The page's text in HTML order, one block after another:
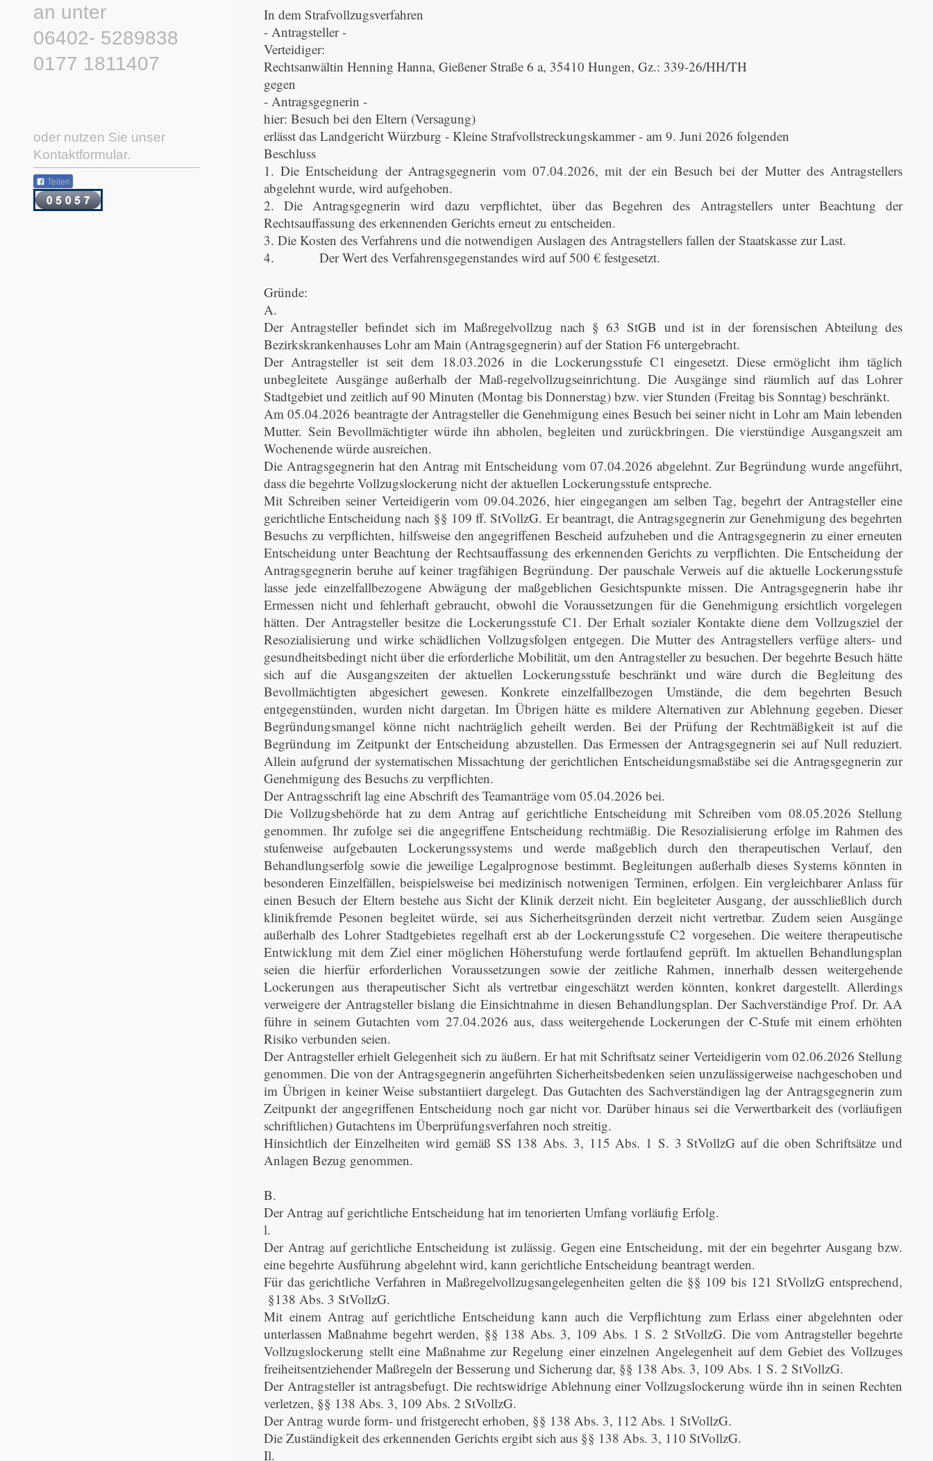
In dem Strafvollzugsverfahren
- Antragsteller -
Verteidiger:
Rechtsanwältin Henning Hanna, Gießener Straße 6 a, 35410 Hungen, Gz.: 339-26/HH/TH
gegen
- Antragsgegnerin -
hier: Besuch bei den Eltern (Versagung)
erlässt das Landgericht Würzburg - Kleine Strafvollstreckungskammer - am 9. Juni 2026 folgenden
Beschluss
1. Die Entscheidung der Antragsgegnerin vom 07.04.2026, mit der ein Besuch bei der Mutter des Antragstellers
abgelehnt wurde, wird aufgehoben.
2. Die Antragsgegnerin wird dazu verpflichtet, über das Begehren des Antragstellers unter Beachtung der
Rechtsauffassung des erkennenden Gerichts erneut zu entscheiden.
3. Die Kosten des Verfahrens und die notwendigen Auslagen des Antragstellers fallen der Staatskasse zur Last.
4. Der Wert des Verfahrensgegenstandes wird auf 500 € festgesetzt.
Gründe:
A.
Der Antragsteller befindet sich im Maßregelvollzug nach § 63 StGB und ist in der forensischen Abteilung des
Bezirkskrankenhauses Lohr am Main (Antragsgegnerin) auf der Station F6 untergebracht.
Der Antragsteller ist seit dem 18.03.2026 in die Lockerungsstufe C1 eingesetzt. Diese ermöglicht ihm täglich
unbegleitete Ausgänge außerhalb der Maß-regelvollzugseinrichtung. Die Ausgänge sind räumlich auf das Lohrer
Stadtgebiet und zeitlich auf 90 Minuten (Montag bis Donnerstag) bzw. vier Stunden (Freitag bis Sonntag) beschränkt.
Am 05.04.2026 beantragte der Antragsteller die Genehmigung eines Besuch bei seiner nicht in Lohr am Main lebenden
Mutter. Sein Bevollmächtigter würde ihn abholen, begleiten und zurückbringen. Die vierstündige Ausgangszeit am
Wochenende würde ausreichen.
Die Antragsgegnerin hat den Antrag mit Entscheidung vom 07.04.2026 abgelehnt. Zur Begründung wurde angeführt,
dass die begehrte Vollzugslockerung nicht der aktuellen Lockerungsstufe entspreche.
Mit Schreiben seiner Verteidigerin vom 09.04.2026, hier eingegangen am selben Tag, begehrt der Antragsteller eine
gerichtliche Entscheidung nach §§ 109 ff. StVollzG. Er beantragt, die Antragsgegnerin zur Genehmigung des begehrten
Besuchs zu verpflichten, hilfsweise den angegriffenen Bescheid aufzuheben und die Antragsgegnerin zu einer erneuten
Entscheidung unter Beachtung der Rechtsauffassung des erkennenden Gerichts zu verpflichten. Die Entscheidung der
Antragsgegnerin beruhe auf keiner tragfähigen Begründung. Der pauschale Verweis auf die aktuelle Lockerungsstufe
lasse jede einzelfallbezogene Abwägung der maßgeblichen Gesichtspunkte missen. Die Antragsgegnerin habe ihr
Ermessen nicht und fehlerhaft gebraucht, obwohl die Voraussetzungen für die Genehmigung ersichtlich vorgelegen
hätten. Der Antragsteller besitze die Lockerungsstufe C1. Der Erhalt sozialer Kontakte diene dem Vollzugsziel der
Resozialisierung und wirke schädlichen Vollzugsfolgen entgegen. Die Mutter des Antragstellers verfüge alters- und
gesundheitsbedingt nicht über die erforderliche Mobilität, um den Antragsteller zu besuchen. Der begehrte Besuch hätte
sich auf die Ausgangszeiten der aktuellen Lockerungsstufe beschränkt und wäre durch die Begleitung des
Bevollmächtigten abgesichert gewesen. Konkrete einzelfallbezogen Umstände, die dem begehrten Besuch
entgegenstünden, wurden nicht dargetan. Im Übrigen hätte es mildere Alternativen zur Ablehnung gegeben. Dieser
Begründungsmangel könne nicht nachträglich geheilt werden. Bei der Prüfung der Rechtmäßigkeit ist auf die
Begründung im Zeitpunkt der Entscheidung abzustellen. Das Ermessen der Antragsgegnerin sei auf Null reduziert.
Allein aufgrund der systematischen Missachtung der gerichtlichen Entscheidungsmaßstäbe sei die Antragsgegnerin zur
Genehmigung des Besuchs zu verpflichten.
Der Antragsschrift lag eine Abschrift des Teamanträge vom 05.04.2026 bei.
Die Vollzugsbehörde hat zu dem Antrag auf gerichtliche Entscheidung mit Schreiben vom 08.05.2026 Stellung
genommen. Ihr zufolge sei die angegriffene Entscheidung rechtmäßig. Die Resozialisierung erfolge im Rahmen des
stufenweise aufgebauten Lockerungssystems und werde maßgeblich durch den therapeutischen Verlauf, den
Behandlungserfolg sowie die jeweilige Legalprognose bestimmt. Begleitungen außerhalb dieses Systems könnten in
besonderen Einzelfällen, beispielsweise bei medizinisch notwenigen Terminen, erfolgen. Ein vergleichbarer Anlass für
einen Besuch der Eltern bestehe aus Sicht der Klinik derzeit nicht. Ein begleiteter Ausgang, der ausschließlich durch
klinikfremde Pesonen begleitet würde, sei aus Sicherheitsgründen derzeit nicht vertretbar. Zudem seien Ausgänge
außerhalb des Lohrer Stadtgebietes regelhaft erst ab der Lockerungsstufe C2 vorgesehen. Die weitere therapeutische
Entwicklung mit dem Ziel einer möglichen Höherstufung werde fortlaufend geprüft. Im aktuellen Behandlungsplan
seien die hierfür erforderlichen Voraussetzungen sowie der zeitliche Rahmen, innerhalb dessen weitergehende
Lockerungen aus therapeutischer Sicht als vertretbar eingeschätzt werden könnten, konkret dargestellt. Allerdings
verweigere der Antragsteller bislang die Einsichtnahme in diesen Behandlungsplan. Der Sachverständige Prof. Dr. AA
führe in seinem Gutachten vom 27.04.2026 aus, dass weitergehende Lockerungen der C-Stufe mit einem erhöhten
Risiko verbunden seien.
Der Antragsteller erhielt Gelegenheit sich zu äußern. Er hat mit Schriftsatz seiner Verteidigerin vom 02.06.2026 Stellung
genommen. Die von der Antragsgegnerin angeführten Sicherheitsbedenken seien unzulässigerweise nachgeschoben und
im Übrigen in keiner Weise substantiiert dargelegt. Das Gutachten des Sachverständigen lag der Antragsgegnerin zum
Zeitpunkt der angegriffenen Entscheidung noch gar nicht vor. Darüber hinaus sei die Verwertbarkeit des (vorläufigen
schriftlichen) Gutachtens im Überprüfungsverfahren noch streitig.
Hinsichtlich der Einzelheiten wird gemäß SS 138 Abs. 3, 115 Abs. 1 S. 3 StVollzG auf die oben Schriftsätze und
Anlagen Bezug genommen.
B.
Der Antrag auf gerichtliche Entscheidung hat im tenorierten Umfang vorläufig Erfolg.
l.
Der Antrag auf gerichtliche Entscheidung ist zulässig. Gegen eine Entscheidung, mit der ein begehrter Ausgang bzw.
eine begehrte Ausführung abgelehnt wird, kann gerichtliche Entscheidung beantragt werden.
Für das gerichtliche Verfahren in Maßregelvollzugsangelegenheiten gelten die §§ 109 bis 121 StVollzG entsprechend,
§138 Abs. 3 StVollzG.
Mit einem Antrag auf gerichtliche Entscheidung kann auch die Verpflichtung zum Erlass einer abgelehnten oder
unterlassen Maßnahme begehrt werden, §§ 138 Abs. 3, 109 Abs. 1 S. 2 StVollzG. Die vom Antragsteller begehrte
Vollzugslockerung stellt eine Maßnahme zur Regelung einer einzelnen Angelegenheit auf dem Gebiet des Vollzuges
freiheitsentziehender Maßregeln der Besserung und Sicherung dar, §§ 138 Abs. 3, 109 Abs. 1 S. 2 StVollzG.
Der Antragsteller ist antragsbefugt. Die rechtswidrige Ablehnung einer Vollzugslockerung würde ihn in seinen Rechten
verletzen, §§ 138 Abs. 3, 109 Abs. 2 StVollzG.
Der Antrag wurde form- und fristgerecht erhoben, §§ 138 Abs. 3, 112 Abs. 1 StVollzG.
Die Zuständigkeit des erkennenden Gerichts ergibt sich aus §§ 138 Abs. 3, 110 StVollzG.
Il.
an unter
06402- 5289838
0177 1811407
oder nutzen Sie unser
Kontaktformular.
Teilen